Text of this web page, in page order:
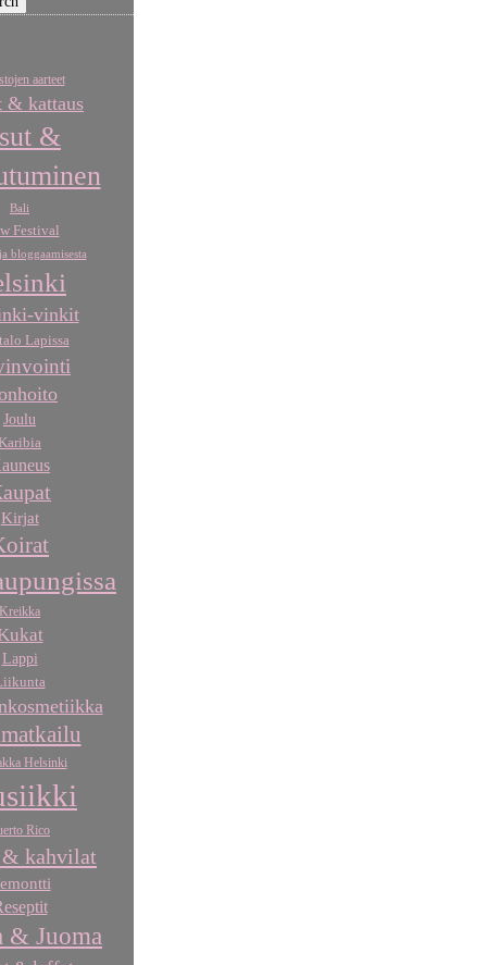
aarteet
& kattaus
&
Bali
Festival
bloggaamisesta
vinkit
Lapissa
Joulu
Kirjat
Kreikka
Lappi
Helsinki
Rico
kahvilat
& Juoma